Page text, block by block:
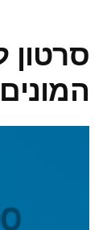
סרטון
המונים